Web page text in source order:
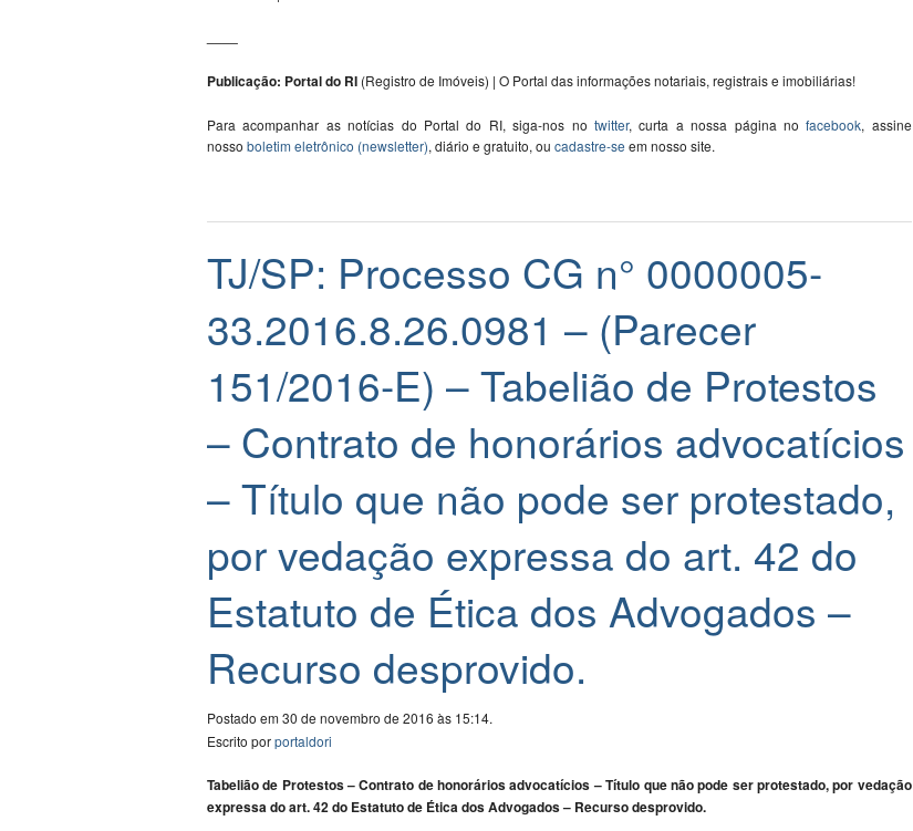
Publicação: Portal do RI (Registro de Imóveis) | O Portal das informações notariais, registrais e imobiliárias!
Para acompanhar as notícias do Portal do RI, siga-nos no twitter, curta a nossa página no facebook, assine
nosso boletim eletrônico (newsletter), diário e gratuito, ou cadastre-se em nosso site.
TJ/SP: Processo CG n° 0000005-
33.2016.8.26.0981 – (Parecer
151/2016-E) – Tabelião de Protestos
– Contrato de honorários advocatícios
– Título que não pode ser protestado,
por vedação expressa do art. 42 do
Estatuto de Ética dos Advogados –
Recurso desprovido.
Postado em 30 de novembro de 2016 às 15:14.
Escrito porportaldori
Tabelião de Protestos – Contrato de honorários advocatícios – Título que não pode ser protestado, por vedação
expressa do art. 42 do Estatuto de Ética dos Advogados – Recurso desprovido.